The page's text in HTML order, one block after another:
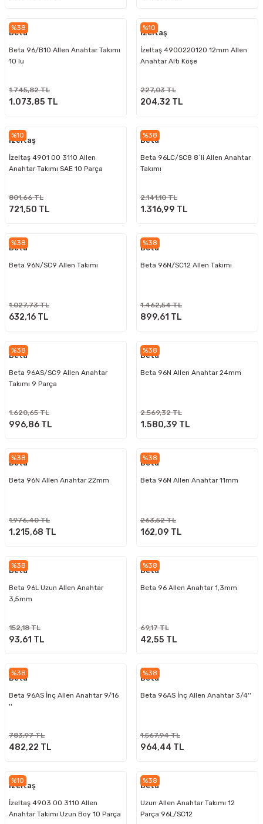
%38
Beta
Beta 96/B10 Allen Anahtar Takımı
10 lu
1.745,82 TL
1.073,85 TL
%10
İzeltaş
İzeltaş 4900220120 12mm Allen
Anahtar Altı Köşe
227,03 TL
204,32 TL
%10
İzeltaş
İzeltaş 4901 00 3110 Allen
Anahtar Takımı SAE 10 Parça
801,66 TL
721,50 TL
%38
Beta
Beta 96LC/SC8 8`li Allen Anahtar
Takımı
2.141,10 TL
1.316,99 TL
%38
Beta
Beta 96N/SC9 Allen Takımı
1.027,73 TL
632,16 TL
%38
Beta
Beta 96N/SC12 Allen Takımı
1.462,54 TL
899,61 TL
%38
Beta
Beta 96AS/SC9 Allen Anahtar
Takımı 9 Parça
1.620,65 TL
996,86 TL
%38
Beta
Beta 96N Allen Anahtar 24mm
2.569,32 TL
1.580,39 TL
%38
Beta
Beta 96N Allen Anahtar 22mm
1.976,40 TL
1.215,68 TL
%38
Beta
Beta 96N Allen Anahtar 11mm
263,52 TL
162,09 TL
%38
Beta
Beta 96L Uzun Allen Anahtar
3,5mm
152,18 TL
93,61 TL
%38
Beta
Beta 96 Allen Anahtar 1,3mm
69,17 TL
42,55 TL
%38
Beta
Beta 96AS İnç Allen Anahtar 9/16
''
783,97 TL
482,22 TL
%38
Beta
Beta 96AS İnç Allen Anahtar 3/4''
1.567,94 TL
964,44 TL
%10
İzeltaş
İzeltaş 4903 00 3110 Allen
Anahtar Takımı Uzun Boy 10 Parça
%38
Beta
Uzun Allen Anahtar Takımı 12
Parça 96L/SC12